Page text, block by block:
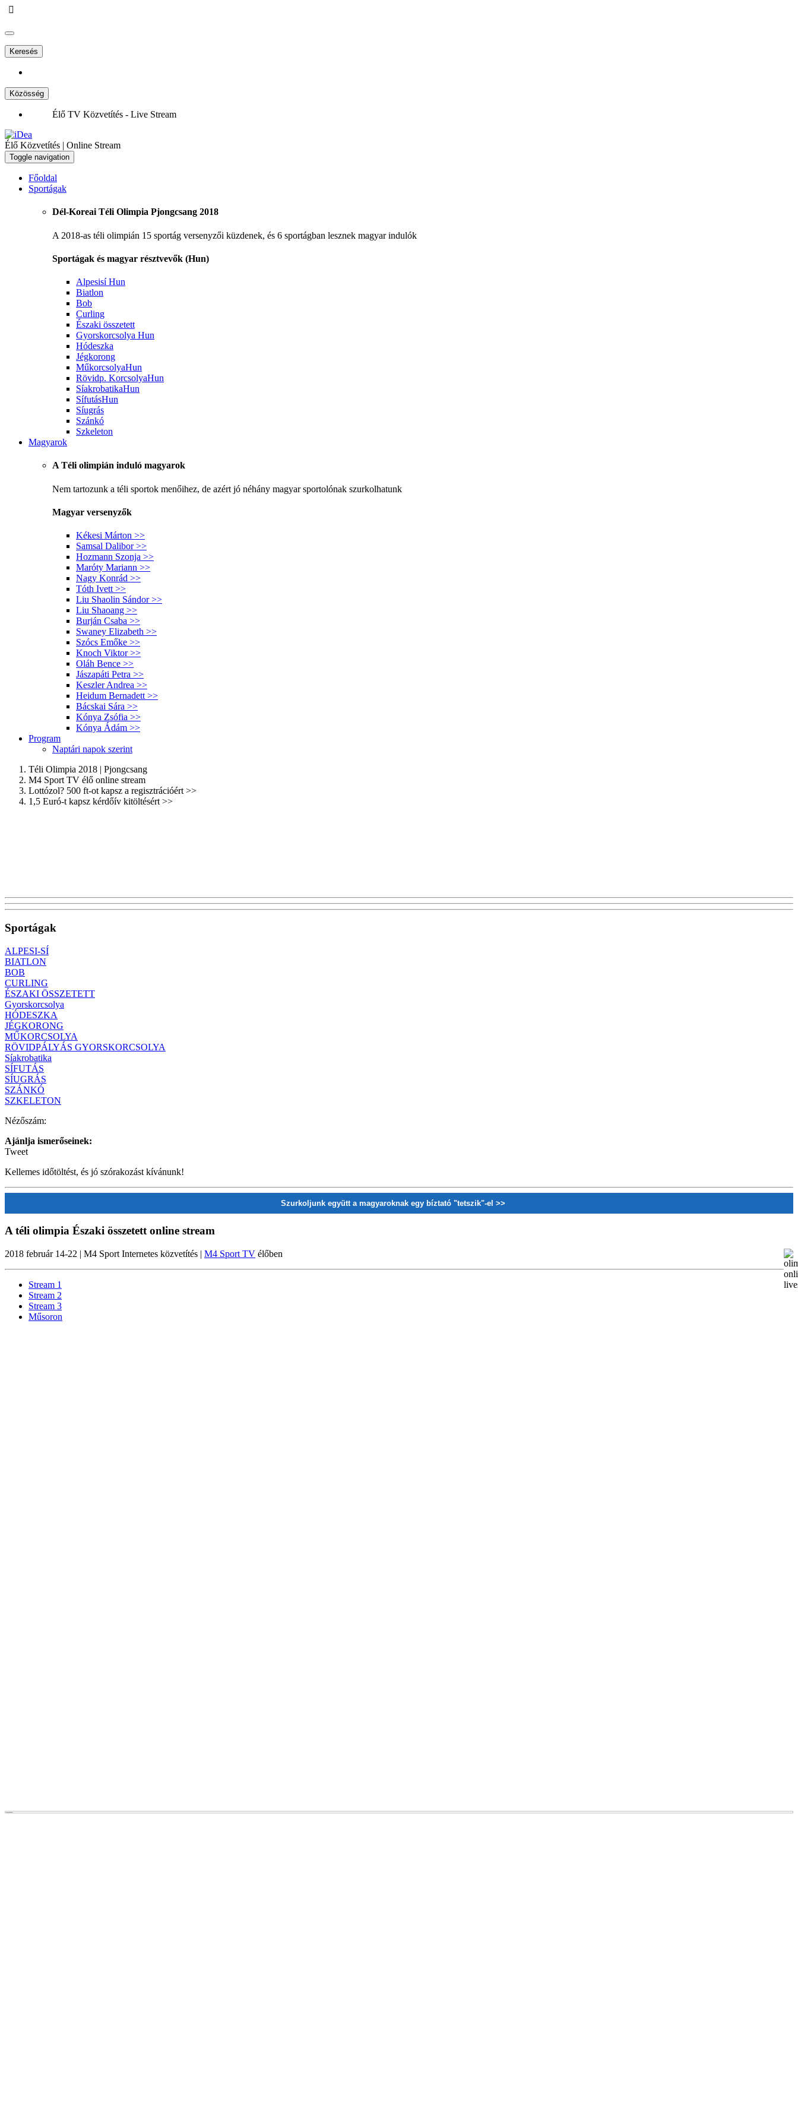
Keresés
Közösség
Élő TV Közvetítés - Live Stream
Élő Közvetítés | Online Stream
Toggle navigation
Főoldal
Sportágak
Dél-Koreai Téli Olimpia Pjongcsang 2018
A 2018-as téli olimpián 15 sportág versenyzői küzdenek, és 6 sportágban lesznek magyar indulók
Sportágak és magyar résztvevők (Hun)
AlpesisíHun
Biatlon
Bob
Curling
Északi összetett
Gyorskorcsolya Hun
Hódeszka
Jégkorong
MűkorcsolyaHun
Rövidp. KorcsolyaHun
SíakrobatikaHun
SífutásHun
Síugrás
Szánkó
Szkeleton
Magyarok
A Téli olimpián induló magyarok
Nem tartozunk a téli sportok menőihez, de azért jó néhány magyar sportolónak szurkolhatunk
Magyar versenyzők
Kékesi Márton >>
Samsal Dalibor>>
Hozmann Szonja >>
Maróty Mariann >>
Nagy Konrád >>
Tóth Ivett >>
Liu Shaolin Sándor>>
Liu Shaoang >>
Burján Csaba >>
Swaney Elizabeth >>
Szócs Emőke >>
Knoch Viktor>>
Oláh Bence >>
Jászapáti Petra >>
Keszler Andrea >>
Heidum Bernadett >>
Bácskai Sára >>
Kónya Zsófia >>
Kónya Ádám >>
Program
Naptári napok szerint
Téli Olimpia 2018 | Pjongcsang
M4 Sport TV élő online stream
Lottózol? 500 ft-ot kapsz a regisztrációért >>
1,5 Euró-t kapsz kérdőív kitöltésért >>
Sportágak
ALPESI-SÍ
BIATLON
BOB
CURLING
ÉSZAKI ÖSSZETETT
Gyorskorcsolya
HÓDESZKA
JÉGKORONG
MŰKORCSOLYA
RÖVIDPÁLYÁS GYORSKORCSOLYA
Síakrobatika
SÍFUTÁS
SÍUGRÁS
SZÁNKÓ
SZKELETON
Nézőszám:
Ajánlja ismerőseinek:
Tweet
Kellemes időtöltést, és jó szórakozást kívánunk!
Szurkoljunk együtt a magyaroknak egy bíztató "tetszik"-el >>
A téli olimpia Északi összetett online stream
2018 február 14-22 | M4 Sport Internetes közvetítés | M4 Sport TV élőben
Stream 1
Stream 2
Stream 3
Műsoron